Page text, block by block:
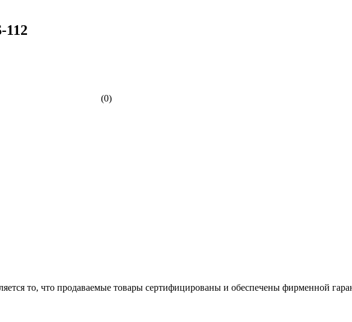
(0)
то, что продаваемые товары сертифицированы и обеспечены фирменной